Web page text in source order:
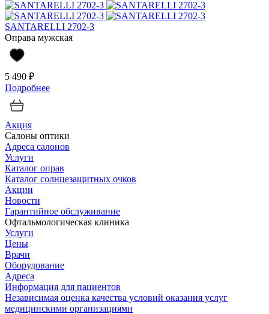
SANTARELLI 2702-3
Оправа мужская
5 490 ₽
Подробнее
Акция
Салоны оптики
Адреса салонов
Услуги
Каталог оправ
Каталог солнцезащитных очков
Акции
Новости
Гарантийное обслуживание
Офтальмологическая клиника
Услуги
Цены
Врачи
Оборудование
Адреса
Информация для пациентов
Независимая оценка качества условий оказания услуг
медицинскими организациями